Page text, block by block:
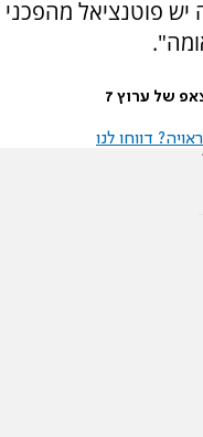
יש פוטנציאל מהפכני
של ערוץ 7
דווחו לנו